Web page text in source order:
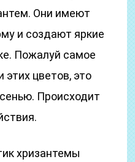
Они имеют
и создают яркие
Пожалуй самое
цветов, это
Происходит
хризантемы